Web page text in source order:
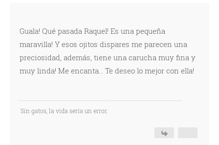
Guala! Qué pasada Raquel! Es una pequeña
maravilla! Y esos ojitos dispares me parecen una
preciosidad, además, tiene una carucha muy fina y
muy linda! Me encanta... Te deseo lo mejor con ella!
Sin gatos, la vida sería un error.